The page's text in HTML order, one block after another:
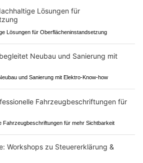
Lösungen für Oberflächeninstandsetzung
und Sanierung mit Elektro-Know-how
Fahrzeugbeschriftungen für mehr Sichtbarkeit